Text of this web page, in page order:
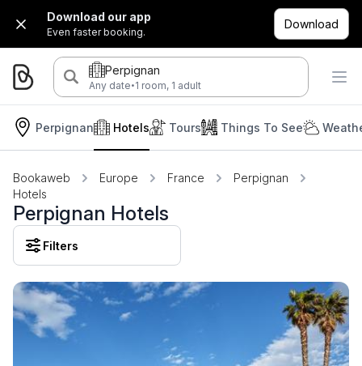
Download our app
Even faster booking.
Download
Perpignan
Any date·1 room, 1 adult
Perpignan Hotels Tours Things To See
Bookaweb Europe France
Perpignan
Hotels
Perpignan Hotels
Filters